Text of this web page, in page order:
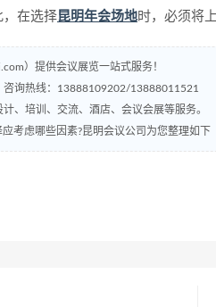
，在选择昆明年会场地时，必须将
）提供会议展览一站式服务！
咨询热线：13888109202/13888011521
、培训、交流、酒店、会议会展等服务。
考虑哪些因素?昆明会议公司为您整理如下